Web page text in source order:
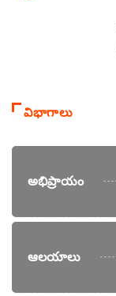
విభాగాలు
అభిప్రాయం
ఆలయాలు